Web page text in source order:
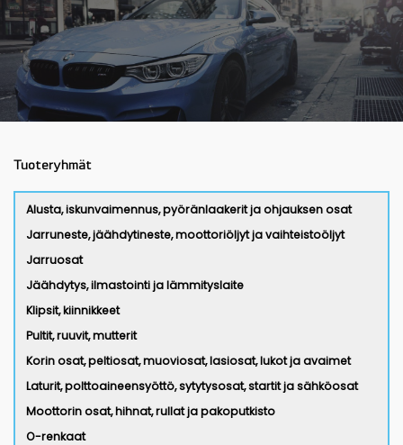
Tuoteryhmät
Alusta, iskunvaimennus, pyöränlaakerit ja ohjauksen osat
Jarruneste, jäähdytineste, moottoriöljyt ja vaihteistoöljyt
Jarruosat
Jäähdytys, ilmastointi ja lämmityslaite
Klipsit, kiinnikkeet
Pultit, ruuvit, mutterit
Korin osat, peltiosat, muoviosat, lasiosat, lukot ja avaimet
Laturit, polttoaineensyöttö, sytytysosat, startit ja sähköosat
Moottorin osat, hihnat, rullat ja pakoputkisto
O-renkaat